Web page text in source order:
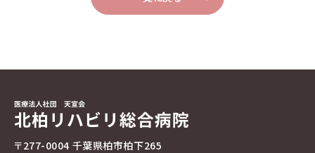
〒277-0004 千葉県柏市柏下265